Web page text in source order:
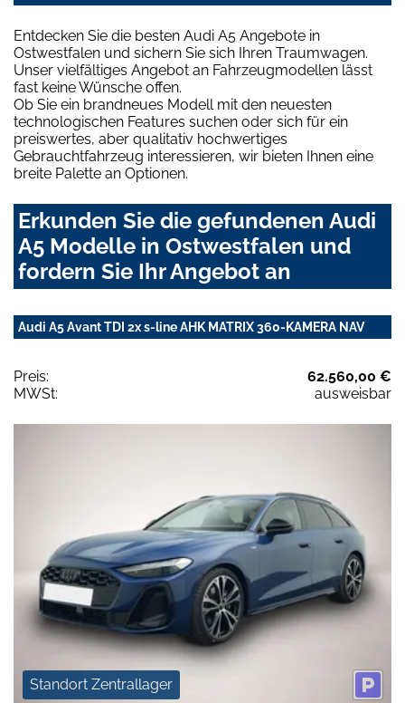
Entdecken Sie die besten Audi A5 Angebote in
Ostwestfalen und sichern Sie sich Ihren Traumwagen.
Unser vielfältiges Angebot an Fahrzeugmodellen lässt
fast keine Wünsche offen.
Ob Sie ein brandneues Modell mit den neuesten
technologischen Features suchen oder sich für ein
preiswertes, aber qualitativ hochwertiges
Gebrauchtfahrzeug interessieren, wir bieten Ihnen eine
breite Palette an Optionen.
Erkunden Sie die gefundenen Audi
A5 Modelle in Ostwestfalen und
fordern Sie Ihr Angebot an
Audi A5 Avant TDI 2x s-line AHK MATRIX 360-KAMERA NAV
Preis:
62.560,00 €
MWSt:
ausweisbar
Standort Zentrallager